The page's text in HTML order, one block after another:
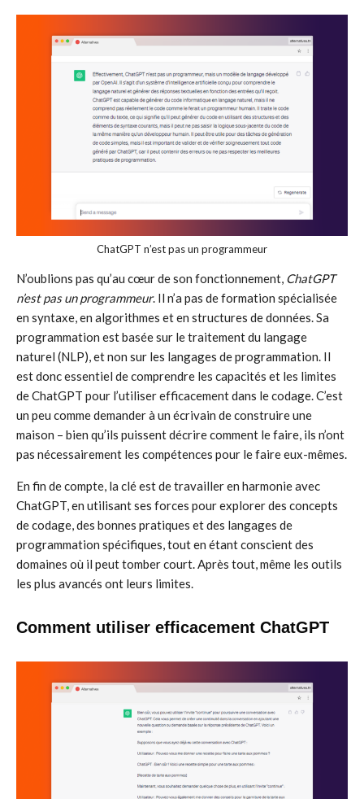
ChatGPT n’est pas un programmeur
N’oublions pas qu’au cœur de son fonctionnement, ChatGPT
n’est pas un programmeur. Il n’a pas de formation spécialisée
en syntaxe, en algorithmes et en structures de données. Sa
programmation est basée sur le traitement du langage
naturel (NLP), et non sur les langages de programmation. Il
est donc essentiel de comprendre les capacités et les limites
de ChatGPT pour l’utiliser efficacement dans le codage. C’est
un peu comme demander à un écrivain de construire une
maison – bien qu’ils puissent décrire comment le faire, ils n’ont
pas nécessairement les compétences pour le faire eux-mêmes.
En fin de compte, la clé est de travailler en harmonie avec
ChatGPT, en utilisant ses forces pour explorer des concepts
de codage, des bonnes pratiques et des langages de
programmation spécifiques, tout en étant conscient des
domaines où il peut tomber court. Après tout, même les outils
les plus avancés ont leurs limites.
Comment utiliser efficacement ChatGPT